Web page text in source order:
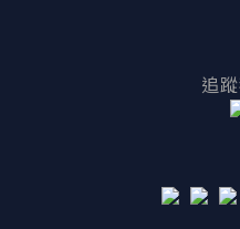
追蹤